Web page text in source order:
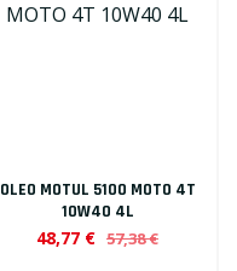
OLEO MOTUL 5100 MOTO 4T
10W40 4L
48,77 € 57,38 €